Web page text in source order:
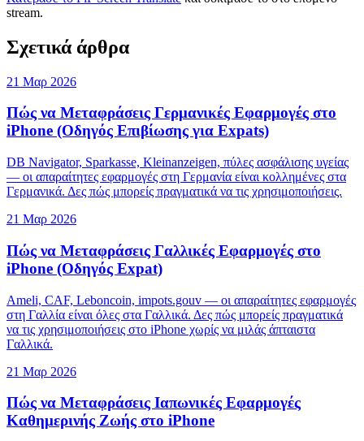
stream.
Σχετικά άρθρα
21 Μαρ 2026
Πώς να Μεταφράσεις Γερμανικές Εφαρμογές στο
iPhone (Οδηγός Επιβίωσης για Expats)
DB Navigator, Sparkasse, Kleinanzeigen, πύλες ασφάλισης υγείας
— οι απαραίτητες εφαρμογές στη Γερμανία είναι κολλημένες στα
Γερμανικά. Δες πώς μπορείς πραγματικά να τις χρησιμοποιήσεις.
21 Μαρ 2026
Πώς να Μεταφράσεις Γαλλικές Εφαρμογές στο
iPhone (Οδηγός Expat)
Ameli, CAF, Leboncoin, impots.gouv — οι απαραίτητες εφαρμογές
στη Γαλλία είναι όλες στα Γαλλικά. Δες πώς μπορείς πραγματικά
να τις χρησιμοποιήσεις στο iPhone χωρίς να μιλάς άπταιστα
Γαλλικά.
21 Μαρ 2026
Πώς να Μεταφράσεις Ιαπωνικές Εφαρμογές
Καθημερινής Ζωής στο iPhone